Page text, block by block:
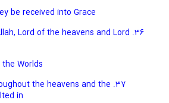
be received into Grace.
Lord of the heavens and Lord
Worlds!
the heavens and the
in